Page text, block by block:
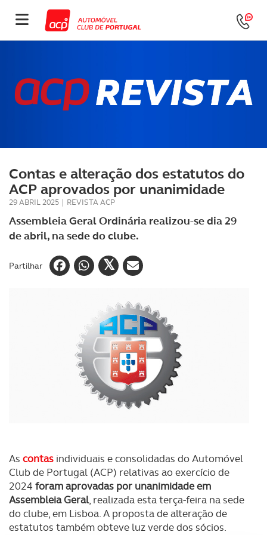
Contas e alteração dos estatutos do
ACP aprovados por unanimidade
29 ABRIL 2025 | REVISTA ACP
Assembleia Geral Ordinária realizou-se dia 29
de abril, na sede do clube.
Partilhar
As contas individuais e consolidadas do Automóvel
Club de Portugal (ACP) relativas ao exercício de
2024 foram aprovadas por unanimidade em
Assembleia Geral, realizada esta terça-feira na sede
do clube, em Lisboa. A proposta de alteração de
estatutos também obteve luz verde dos sócios.